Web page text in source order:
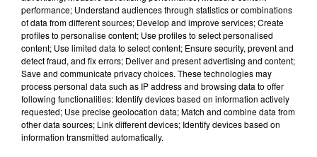
Juste Un Peu RIHANNA
This Is What You
Came For
What You Want
Cet élément est masqué compte-tenu du refus du
dépôt de cookies que vous avez exprimé. Si vous
performance; Understand audiences through statistics or combinations
of data from different sources; Develop and improve services; Create
profiles to personalise content; Use profiles to select personalised
content; Use limited data to select content; Ensure security, prevent and
detect fraud, and fix errors; Deliver and present advertising and content;
Save and communicate privacy choices. These technologies may
process personal data such as IP address and browsing data to offer
following functionalities: Identify devices based on information actively
requested; Use precise geolocation data; Match and combine data from
other data sources; Link different devices; Identify devices based on
information transmitted automatically.